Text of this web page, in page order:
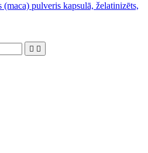
pulveris kapsulā, želatinizēts,
 